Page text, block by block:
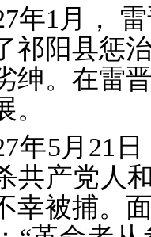
年1月，
祁阳县惩
绅。在雷
。
年5月21
共产党人
幸被捕。